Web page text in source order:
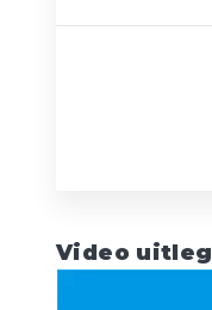
Video uitleg